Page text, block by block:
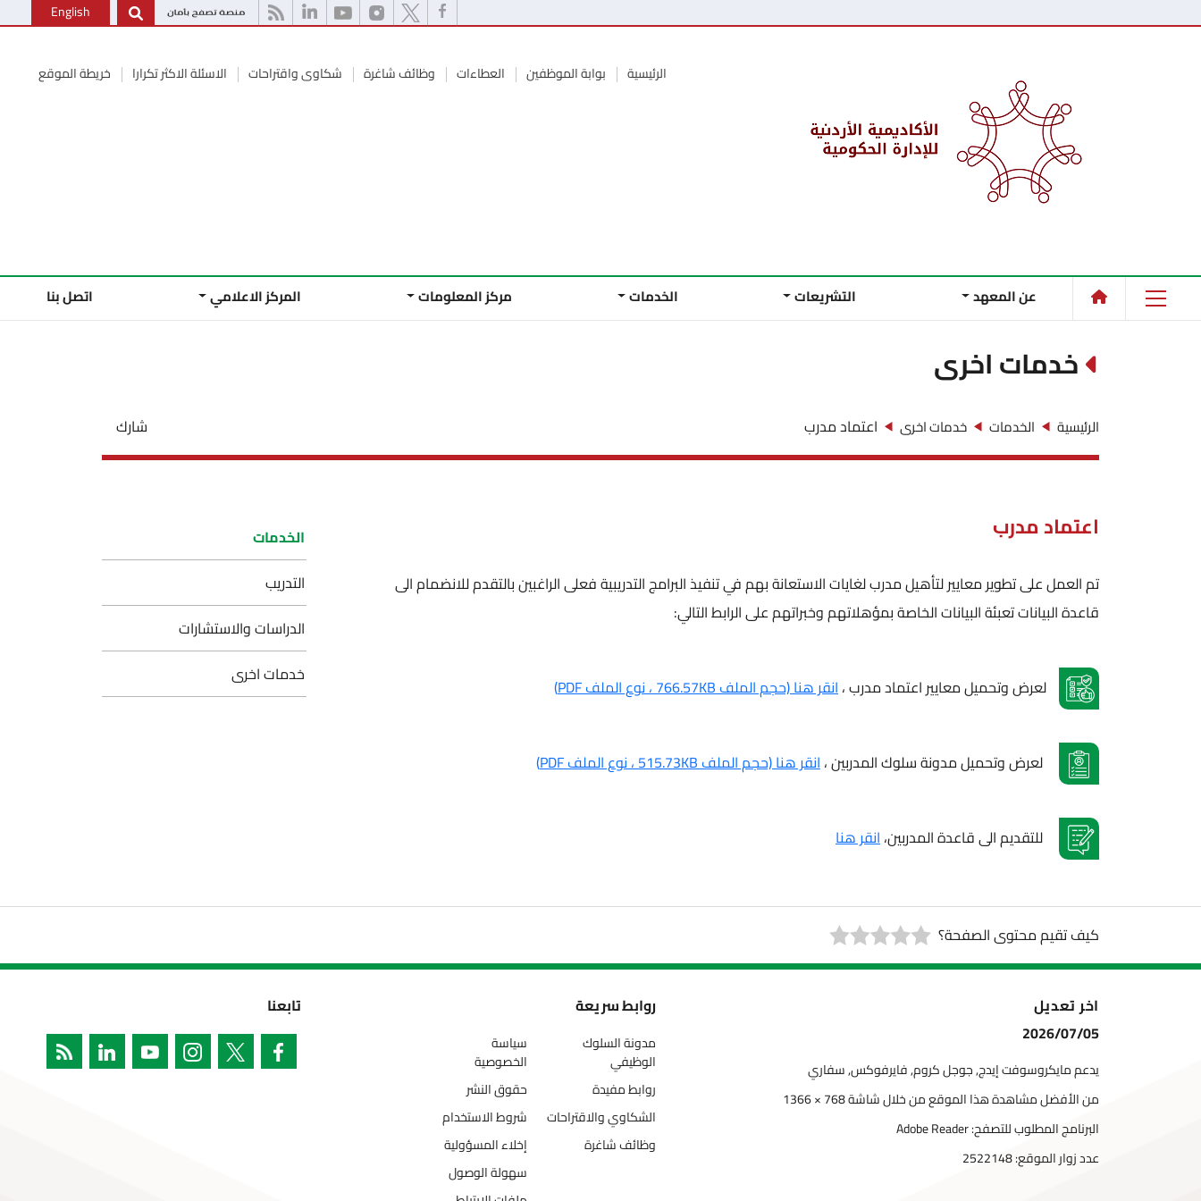
English
الرئيسية بوابة الموظفين العطاءات وظائف شاغرة شكاوى واقتراحات الاسئلة الاكثر تكرارا خريطة الموقع
عن المعهد التشريعات الخدمات مركز المعلومات المركز الاعلامي اتصل بنا
خدمات اخرى
الرئيسية الخدمات خدمات اخرى اعتماد مدرب شارك
اعتماد مدرب
تم العمل على تطوير معايير لتأهيل مدرب لغايات الاستعانة بهم في تنفيذ البرامج التدريبية فعلى الراغبين بالتقدم للانضمام الى
قاعدة البيانات تعبئة البيانات الخاصة بمؤهلاتهم وخبراتهم على الرابط التالي:
لعرض وتحميل معايير اعتماد مدرب ،انقر هنا (حجم الملف 766.57KB ، نوع الملف PDF)
لعرض وتحميل مدونة سلوك المدربين ،انقر هنا (حجم الملف 515.73KB ، نوع الملف PDF)
للتقديم الى قاعدة المدربين،انقر هنا
الخدمات
التدريب
الدراسات والاستشارات
خدمات اخرى
كيف تقيم محتوى الصفحة؟
اخر تعديل
2026/07/05
يدعم مايكروسوفت إيدج, جوجل كروم, فايرفوكس, سفاري
من الأفضل مشاهدة هذا الموقع من خلال شاشة 768 × 1366
البرنامج المطلوب للتصفح: Adobe Reader
عدد زوار الموقع:2522148
روابط سريعة
مدونة السلوك
الوظيفي
روابط مفيدة
الشكاوي والاقتراحات
وظائف شاغرة
سياسة
الخصوصية
حقوق النشر
شروط الاستخدام
إخلاء المسؤولية
سهولة الوصول
تابعنا